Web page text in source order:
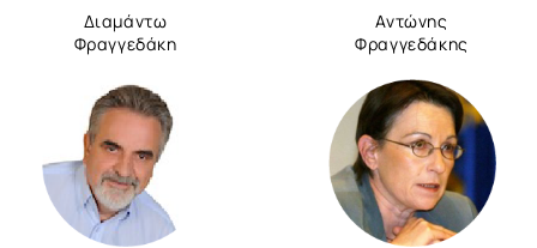
Διαμάντω
Φραγγεδάκη
Αντώνης
Φραγγεδάκης